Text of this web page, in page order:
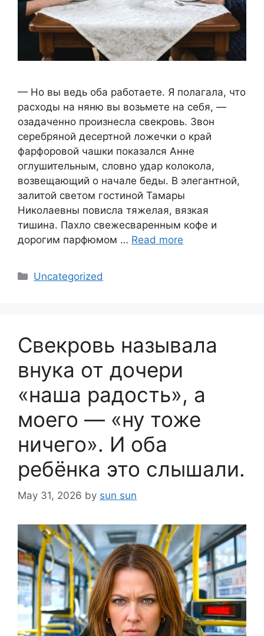
— Но вы ведь оба работаете. Я полагала, что
расходы на няню вы возьмете на себя, —
озадаченно произнесла свекровь. Звон
серебряной десертной ложечки о край
фарфоровой чашки показался Анне
оглушительным, словно удар колокола,
возвещающий о начале беды. В элегантной,
залитой светом гостиной Тамары
Николаевны повисла тяжелая, вязкая
тишина. Пахло свежесваренным кофе и
дорогим парфюмом … Read more
Categories
Uncategorized
Свекровь называла
внука от дочери
«наша радость», а
моего — «ну тоже
ничего». И оба
ребёнка это слышали.
May 31, 2026 by sun sun